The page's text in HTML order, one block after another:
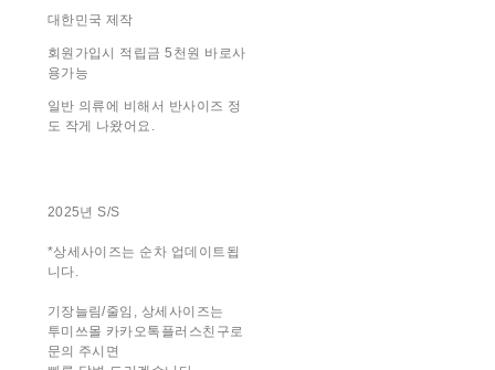
대한민국 제작
회원가입시 적립금 5천원 바로사
용가능
일반 의류에 비해서 반사이즈 정
도 작게 나왔어요.
2025년 S/S
*상세사이즈는 순차 업데이트됩
니다.
기장늘림/줄임, 상세사이즈는
투미쓰몰 카카오톡플러스친구로
문의 주시면